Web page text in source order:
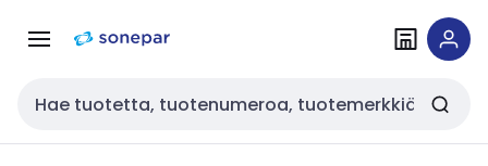
navigointiinsisältöön
Haku